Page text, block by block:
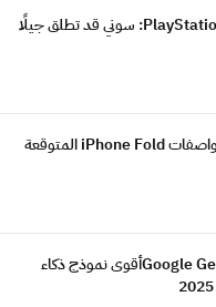
تسريبات قوية حول PlayStation 6: سوني قد تطلق جيلًا
الآيفون القابل للطي | مواصفات iPhone Fold المتوقعة
تقرير شامل عن Google Gemini 3أقوى نموذج ذكاء